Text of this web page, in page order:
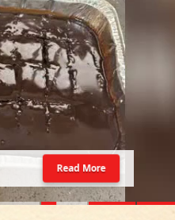
Read More